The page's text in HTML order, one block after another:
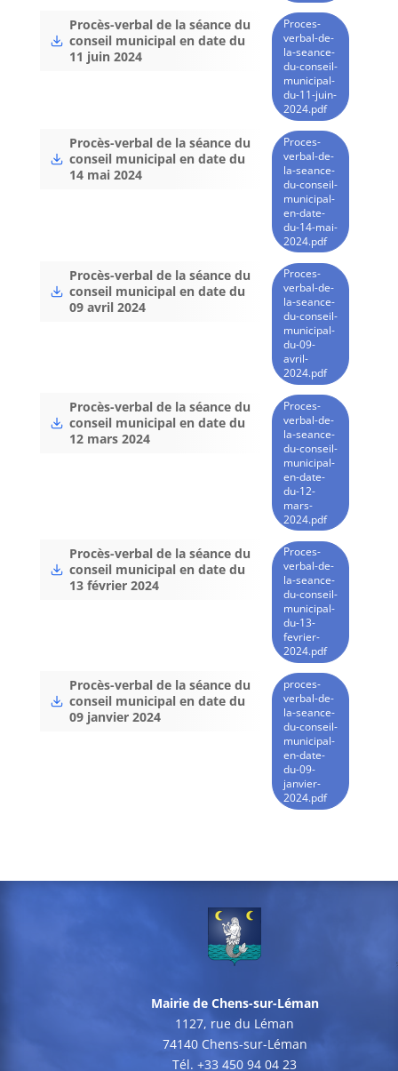
Procès-verbal de la séance du
conseil municipal en date du
11 juin 2024
Proces-
verbal-de-
la-seance-
du-conseil-
municipal-
du-11-juin-
2024.pdf
Procès-verbal de la séance du
conseil municipal en date du
14 mai 2024
Proces-
verbal-de-
la-seance-
du-conseil-
municipal-
en-date-
du-14-mai-
2024.pdf
Procès-verbal de la séance du
conseil municipal en date du
09 avril 2024
Proces-
verbal-de-
la-seance-
du-conseil-
municipal-
du-09-
avril-
2024.pdf
Procès-verbal de la séance du
conseil municipal en date du
12 mars 2024
Proces-
verbal-de-
la-seance-
du-conseil-
municipal-
en-date-
du-12-
mars-
2024.pdf
Procès-verbal de la séance du
conseil municipal en date du
13 février 2024
Proces-
verbal-de-
la-seance-
du-conseil-
municipal-
du-13-
fevrier-
2024.pdf
Procès-verbal de la séance du
conseil municipal en date du
09 janvier 2024
proces-
verbal-de-
la-seance-
du-conseil-
municipal-
en-date-
du-09-
janvier-
2024.pdf
Mairie de Chens-sur-Léman
1127, rue du Léman
74140 Chens-sur-Léman
Tél. +33 450 94 04 23